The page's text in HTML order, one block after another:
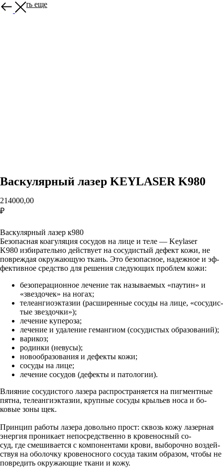
Смотреть еще
Васкулярный лазер KEYLASER K980
214000,00
₽
Васкулярный лазер к980
Бе­зопас­ная ко­агу­ляция со­судов на ли­це и те­ле — Keylaser
K980 из­би­ратель­но дей­ству­ет на со­судис­тый де­фект ко­жи, не
пов­реждая ок­ру­жа­ющую ткань. Это бе­зопас­ное, на­деж­ное и эф­
фектив­ное средс­тво для ре­шения сле­ду­ющих проб­лем ко­жи:
бе­зопе­раци­он­ное ле­чение так на­зыва­емых «па­утин» и
«звез­до­чек» на но­гах;
те­ле­ан­ги­оэк­та­зии (рас­ши­рен­ные со­суды на ли­це, «со­судис­
тые звез­дочки»);
ле­чение ку­перо­за;
ле­чение и уда­ление ге­ман­ги­ом (со­судис­тых об­ра­зова­ний);
ва­рикоз;
ро­дин­ки (не­вусы);
но­во­об­ра­зова­ния и де­фек­ты ко­жи;
со­суды на ли­це;
ле­чение со­судов (де­фек­ты и па­толо­гии).
Вли­яние со­судис­то­го ла­зера рас­простра­ня­ет­ся на пиг­мен­тные
пят­на, те­ле­ан­ги­эк­та­зии, круп­ные со­суды крыль­ев но­са и бо­
ковые зо­ны щек.
Прин­цип ра­боты ла­зера до­воль­но прост: сквозь ко­жу ла­зер­ная
энер­гия про­ника­ет не­пос­редс­твен­но в кро­венос­ный со­
суд, где сме­шива­ет­ся с ком­по­нен­та­ми кро­ви, вы­бороч­но воз­дей­
ствуя на обо­лоч­ку кро­венос­но­го со­суда та­ким об­ра­зом, что­бы не
пов­ре­дить ок­ру­жа­ющие тка­ни и ко­жу.